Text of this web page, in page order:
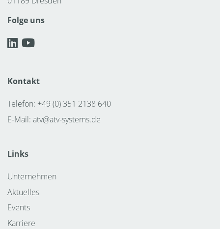
Folge uns
Kontakt
Telefon: +49 (0) 351 2138 640
E-Mail: atv@atv-systems.de
Links
Unternehmen
Aktuelles
Events
Karriere